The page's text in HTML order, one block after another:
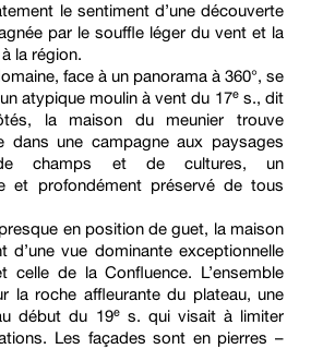
le sentiment d’une découverte
par le souffle léger du vent et la
la région.
face à un panorama à 360°, se
atypique moulin à vent du 17ᵉ s., dit
la maison du meunier trouve
dans une campagne aux paysages
champs et de cultures, un
et profondément préservé de tous
en position de guet, la maison
d’une vue dominante exceptionnelle
de la Confluence. L’ensemble
la roche affleurante du plateau, une
début du 19ᵉ s. qui visait à limiter
Les façades sont en pierres –